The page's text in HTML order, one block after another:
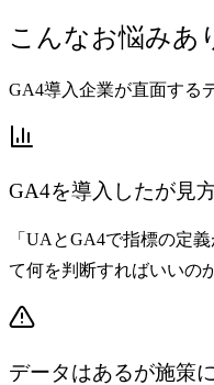
こんなお悩みあ
GA4導入企業が直面する
GA4を導入したが見
「UAとGA4で指標の定
て何を判断すればいいの
データはあるが施策